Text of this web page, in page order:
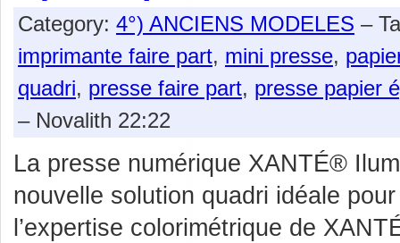
Category: 4°) ANCIENS MODELES –
imprimante faire part, mini presse,
quadri, presse faire part, presse papier
– Novalith 22:22
La presse numérique XANTÉ®
nouvelle solution quadri idéale
l’expertise colorimétrique de